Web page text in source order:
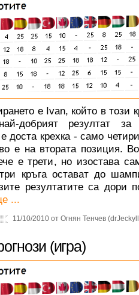
е Ivan, който в този
добрият резултат за
доста крехка - само
е на втората позиция.
е трети, но изостава
кръга остават до
резултатите са дори
...
11/10/2010 от Огнян Тенчев
(игра)